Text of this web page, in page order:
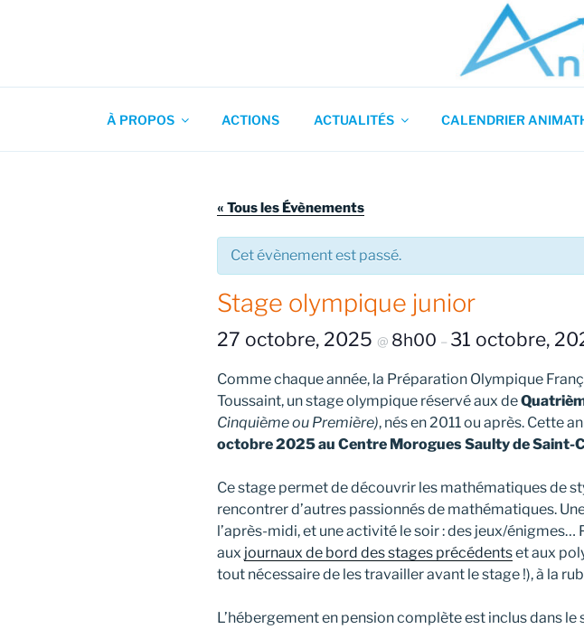
Association pour l'Animation en Mathématiques
À PROPOS ACTIONS ACTUALITÉS CALENDRIER
« Tous les Évènements
Cet évènement est passé.
Stage olympique junior
27 octobre, 2025 @ 8h00 – 31 octobre,
Comme chaque année, la Préparation Olympique
Toussaint, un stage olympique réservé aux de
Cinquième ou Première), nés en 2011 ou après. Cette
octobre 2025 au Centre Morogues Saulty de Saint-
Ce stage permet de découvrir les mathématiques de
rencontrer d’autres passionnés de mathématiques.
l’après-midi, et une activité le soir : des jeux/
aux journaux de bord des stages précédentset aux
tout nécessaire de les travailler avant le stage !), à la
L’hébergement en pension complète est inclus dans